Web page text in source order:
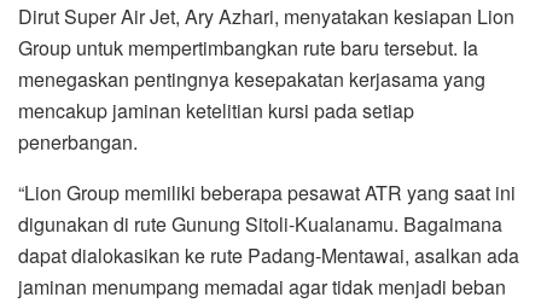
Dirut Super Air Jet, Ary Azhari, menyatakan kesiapan Lion
Group untuk mempertimbangkan rute baru tersebut. Ia
menegaskan pentingnya kesepakatan kerjasama yang
mencakup jaminan ketelitian kursi pada setiap
penerbangan.
“Lion Group memiliki beberapa pesawat ATR yang saat ini
digunakan di rute Gunung Sitoli-Kualanamu. Bagaimana
dapat dialokasikan ke rute Padang-Mentawai, asalkan ada
jaminan menumpang memadai agar tidak menjadi beban